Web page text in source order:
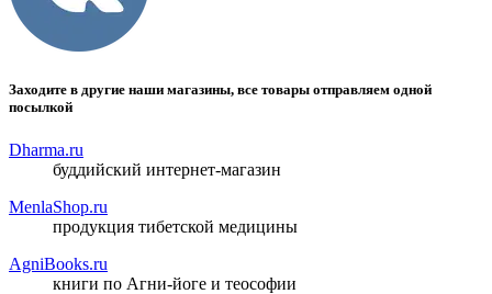
Заходите в другие наши магазины, все товары отправляем одной
посылкой
Dharma.ru
буддийский интернет-магазин
MenlaShop.ru
продукция тибетской медицины
AgniBooks.ru
книги по Агни-йоге и теософии